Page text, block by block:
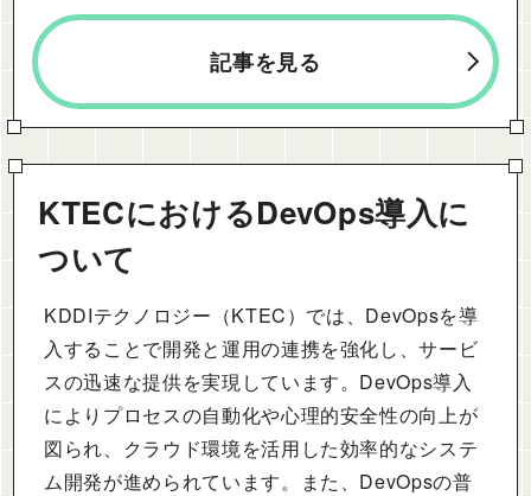
記事を見る
KTECにおけるDevOps導入に
ついて
KDDIテクノロジー（KTEC）では、DevOpsを導
入することで開発と運用の連携を強化し、サービ
スの迅速な提供を実現しています。DevOps導入
によりプロセスの自動化や心理的安全性の向上が
図られ、クラウド環境を活用した効率的なシステ
ム開発が進められています。また、DevOpsの普